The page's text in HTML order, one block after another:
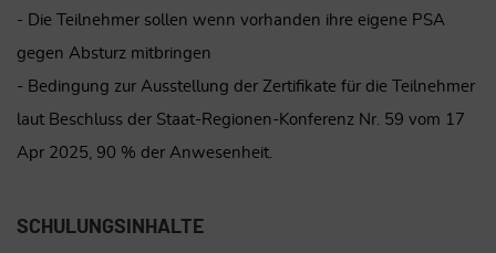
- Die Teilnehmer sollen wenn vorhanden ihre eigene PSA
gegen Absturz mitbringen
- Bedingung zur Ausstellung der Zertifikate für die Teilnehmer
laut Beschluss der Staat-Regionen-Konferenz Nr. 59 vom 17
Apr 2025, 90 % der Anwesenheit.
SCHULUNGSINHALTE